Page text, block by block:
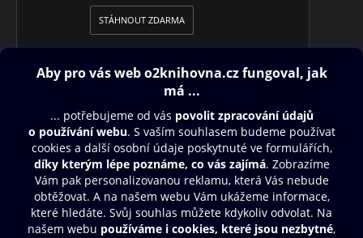
STÁHNOUT ZDARMA
Obsah ke stažení
Moje O2 Knihovna
Další zábava